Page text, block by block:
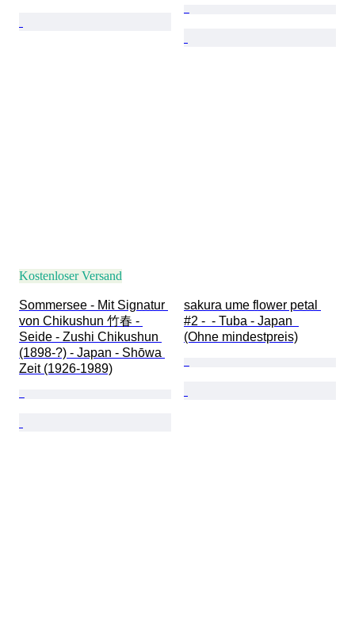
Kostenloser Versand
Sommersee - Mit Signatur
von Chikushun 竹春 -
Seide - Zushi Chikushun
(1898-?) - Japan - Shōwa
Zeit (1926-1989)
sakura ume flower petal
#2 -  - Tuba - Japan
(Ohne mindestpreis)